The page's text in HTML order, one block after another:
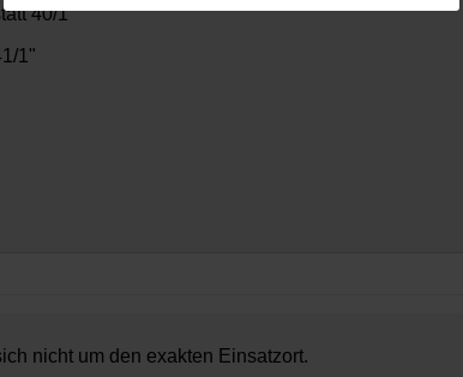
40/1"
1"
nicht um den exakten Einsatzort.